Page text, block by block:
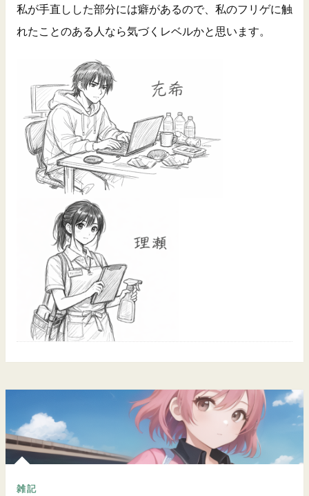
私が手直しした部分には癖があるので、私のフリゲに触
れたことのある人なら気づくレベルかと思います。
雑記